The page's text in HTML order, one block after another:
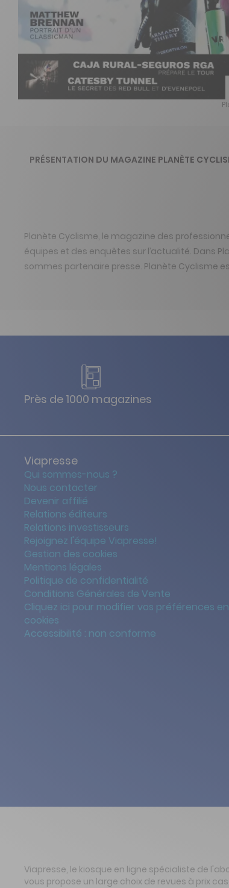
PRÉSENTATION DU MAGAZINE PLANÈTE
Planète Cyclisme, le magazine des
équipes et des enquêtes sur l’actualité. Dans
sommes partenaire presse. Planète Cyclisme
Près de 1000 magazines
Viapresse
Qui sommes-nous ?
Nous contacter
Devenir affilié
Relations éditeurs
Relations investisseurs
Rejoignez l'équipe Viapresse!
Gestion des cookies
Mentions légales
Politique de confidentialité
Conditions Générales de Vente
Cliquez ici pour modifier vos préférences
cookies
Accessibilité : non conforme
Viapresse, le kiosque en ligne spécialiste de
vous propose un large choix de revues à prix